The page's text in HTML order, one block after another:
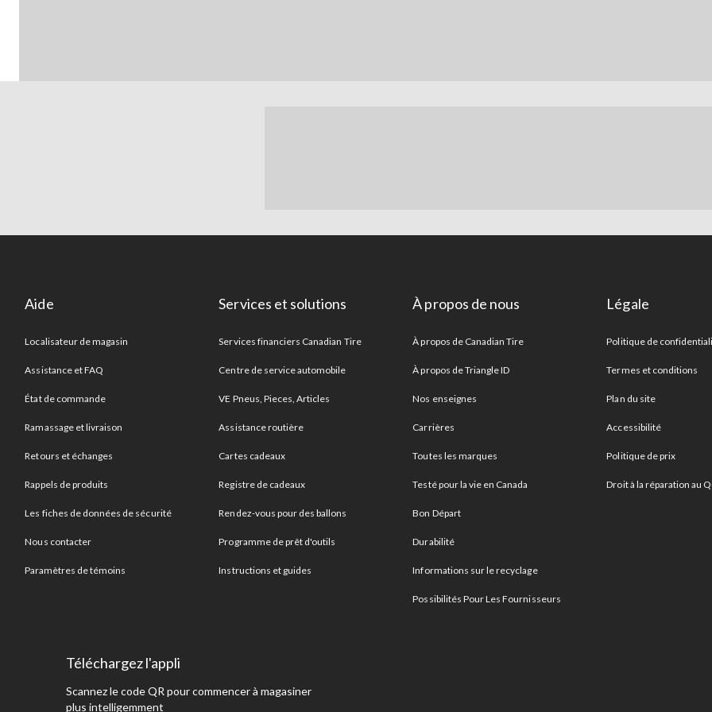
Aide
Localisateur de magasin
Assistance et FAQ
État de commande
Ramassage et livraison
Retours et échanges
Rappels de produits
Les fiches de données de sécurité
Nous contacter
Paramètres de témoins
Services et solutions
Services financiers Canadian Tire
Centre de service automobile
VE Pneus, Pieces, Articles
Assistance routière
Cartes cadeaux
Registre de cadeaux
Rendez-vous pour des ballons
Programme de prêt d'outils
Instructions et guides
À propos de nous
À propos de Canadian Tire
À propos de Triangle ID
Nos enseignes
Carrières
Toutes les marques
Testé pour la vie en Canada
Bon Départ
Durabilité
Informations sur le recyclage
Possibilités Pour Les Fournisseurs
Légale
Politique de
Termes et conditions
Plan du site
Accessibilité
Politique de prix
Droit à la réparation au
Téléchargez l'appli
Scannez le code QR pour commencer à magasiner
plus intelligemment